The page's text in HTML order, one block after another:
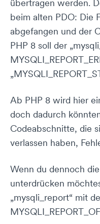
übertragen werden.
beim alten PDO: Die
abgefangen und der
PHP 8 soll der
Ab PHP 8 wird hier
doch dadurch
Codeabschnitte, die
verlassen haben,
Wenn du dennoch
unterdrücken
„mysqli_report“ mit